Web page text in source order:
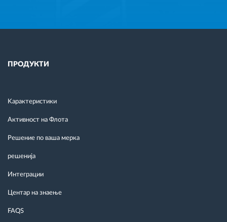
ПРОДУКТИ
Kарактеристики
Активност на Флота
Решение по ваша мерка
решенија
Интеграции
Центар на знаење
FAQS